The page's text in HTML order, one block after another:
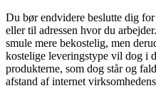
Du bør endvidere beslutte dig
eller til adressen hvor du
smule mere bekostelig, men
kostelige leveringstype vil dog i
produkterne, som dog står og
afstand af internet